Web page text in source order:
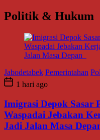
Politik & Hukum
Jabodetabek Pemerintahan
1 hari ago
Imigrasi Depok Sasar
Waspadai Jebakan
Jadi Jalan Masa